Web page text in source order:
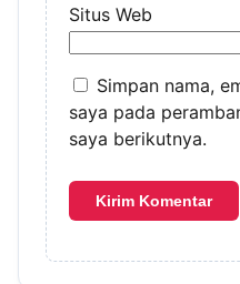
Situs Web
Simpan nama,
saya pada
saya berikutnya.